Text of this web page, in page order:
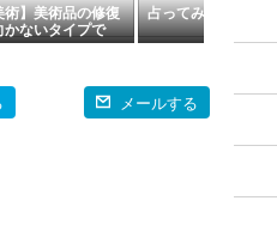
術】美術品の修復
かないタイプで
占ってみた20260805
メールする